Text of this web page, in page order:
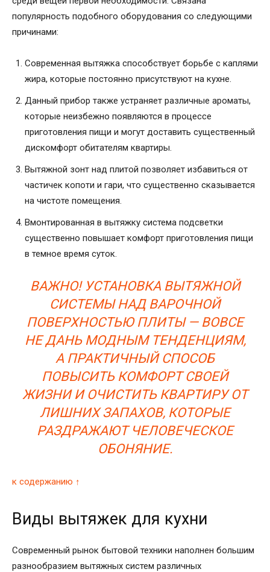
популярность подобного оборудования со следующими
причинами:
Современная вытяжка способствует борьбе с каплями
жира, которые постоянно присутствуют на кухне.
Данный прибор также устраняет различные ароматы,
которые неизбежно появляются в процессе
приготовления пищи и могут доставить существенный
дискомфорт обитателям квартиры.
Вытяжной зонт над плитой позволяет избавиться от
частичек копоти и гари, что существенно сказывается
на чистоте помещения.
Вмонтированная в вытяжку система подсветки
существенно повышает комфорт приготовления пищи
в темное время суток.
ВАЖНО! УСТАНОВКА ВЫТЯЖНОЙ
СИСТЕМЫ НАД ВАРОЧНОЙ
ПОВЕРХНОСТЬЮ ПЛИТЫ — ВОВСЕ
НЕ ДАНЬ МОДНЫМ ТЕНДЕНЦИЯМ,
А ПРАКТИЧНЫЙ СПОСОБ
ПОВЫСИТЬ КОМФОРТ СВОЕЙ
ЖИЗНИ И ОЧИСТИТЬ КВАРТИРУ ОТ
ЛИШНИХ ЗАПАХОВ, КОТОРЫЕ
РАЗДРАЖАЮТ ЧЕЛОВЕЧЕСКОЕ
ОБОНЯНИЕ.
к содержанию ↑
Виды вытяжек для кухни
Современный рынок бытовой техники наполнен большим
разнообразием вытяжных систем различных